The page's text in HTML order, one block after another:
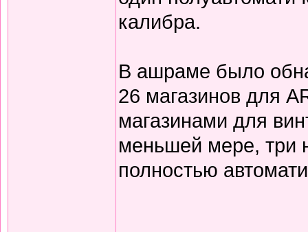
калибра.
В ашраме было
26 магазинов для
магазинами для
меньшей мере, три
полностью